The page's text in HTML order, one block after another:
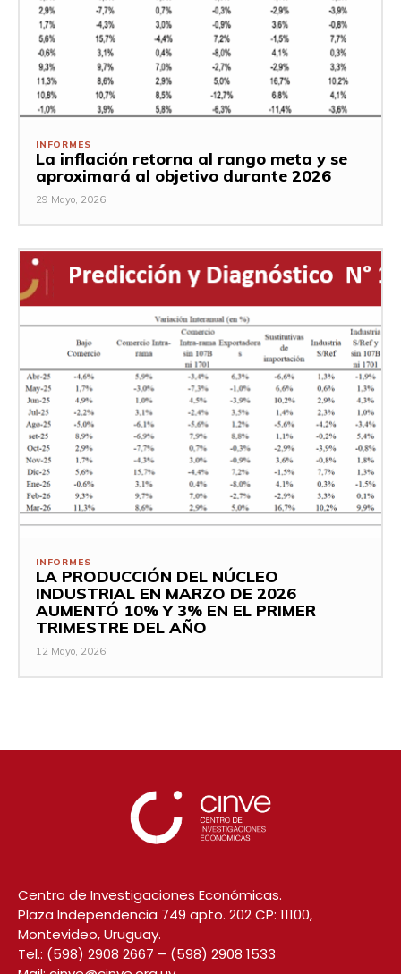
INFORMES
La inflación retorna al rango meta y se
aproximará al objetivo durante 2026
29 Mayo, 2026
INFORMES
LA PRODUCCIÓN DEL NÚCLEO
INDUSTRIAL EN MARZO DE 2026
AUMENTÓ 10% Y 3% EN EL PRIMER
TRIMESTRE DEL AÑO
12 Mayo, 2026
Centro de Investigaciones Económicas.
Plaza Independencia 749 apto. 202 CP: 11100,
Montevideo, Uruguay.
Tel.: (598) 2908 2667 – (598) 2908 1533